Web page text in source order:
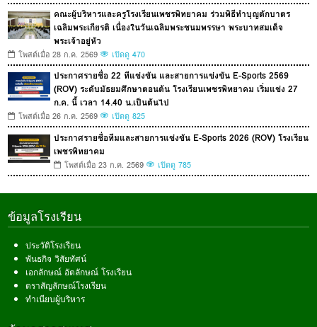
คณะผู้บริหารและครูโรงเรียนเพชรพิทยาคม ร่วมพิธีทำบุญตักบาตร
เฉลิมพระเกียรติ เนื่องในวันเฉลิมพระชนมพรรษา พระบาทสมเด็จ
พระเจ้าอยู่หัว
โพสต์เมื่อ 28 ก.ค. 2569 เปิดดู 470
ประกาศรายชื่อ 22 ทีแข่งขัน และสายการแข่งขัน E-Sports 2569
(ROV) ระดับมัธยมศึกษาตอนต้น โรงเรียนเพชรพิทยาคม เริ่มแข่ง 27
ก.ค. นี้ เวลา 14.40 น.เป็นต้นไป
โพสต์เมื่อ 26 ก.ค. 2569 เปิดดู 825
ประกาศรายชื่อทีมและสายการแข่งขัน E-Sports 2026 (ROV) โรงเรียน
เพชรพิทยาคม
โพสต์เมื่อ 23 ก.ค. 2569 เปิดดู 785
ข้อมูลโรงเรียน
ประวัติโรงเรียน
พันธกิจ วิสัยทัศน์
เอกลักษณ์ อัตลักษณ์ โรงเรียน
ตราสัญลักษณ์โรงเรียน
ทำเนียบผู้บริหาร